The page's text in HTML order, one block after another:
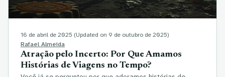
16 de abril de 2025 (Updated on 9 de outubro de 2025)
Rafael Almeida
Atração pelo Incerto: Por Que Amamos
Histórias de Viagens no Tempo?